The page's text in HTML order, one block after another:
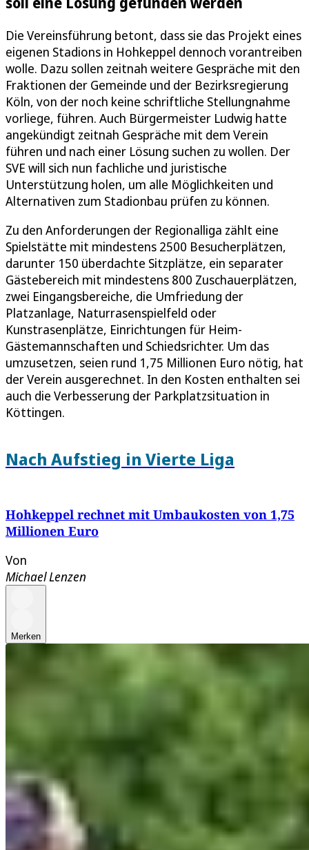
Die Vereinsführung betont, dass sie das Projekt eines
eigenen Stadions in Hohkeppel dennoch vorantreiben
wolle. Dazu sollen zeitnah weitere Gespräche mit den
Fraktionen der Gemeinde und der Bezirksregierung
Köln, von der noch keine schriftliche Stellungnahme
vorliege, führen. Auch Bürgermeister Ludwig hatte
angekündigt zeitnah Gespräche mit dem Verein
führen und nach einer Lösung suchen zu wollen. Der
SVE will sich nun fachliche und juristische
Unterstützung holen, um alle Möglichkeiten und
Alternativen zum Stadionbau prüfen zu können.
Zu den Anforderungen der Regionalliga zählt eine
Spielstätte mit mindestens 2500 Besucherplätzen,
darunter 150 überdachte Sitzplätze, ein separater
Gästebereich mit mindestens 800 Zuschauerplätzen,
zwei Eingangsbereiche, die Umfriedung der
Platzanlage, Naturrasenspielfeld oder
Kunstrasenplätze, Einrichtungen für Heim-
Gästemannschaften und Schiedsrichter. Um das
umzusetzen, seien rund 1,75 Millionen Euro nötig, hat
der Verein ausgerechnet. In den Kosten enthalten sei
auch die Verbesserung der Parkplatzsituation in
Köttingen.
Nach Aufstieg in Vierte Liga
Hohkeppel rechnet mit Umbaukosten von 1,75
Millionen Euro
Von
Michael Lenzen
Merken